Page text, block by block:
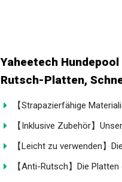
Yaheetech
Rutsch-Platten,
【Strapazierfähige
【Inklusive Zubehör】
【Leicht zu verwenden】
【Anti-Rutsch】Die